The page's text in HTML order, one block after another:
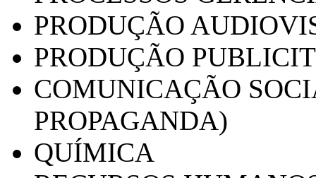
PRODUÇÃO
PRODUÇÃO
COMUNICAÇÃO
PROPAGANDA)
QUÍMICA